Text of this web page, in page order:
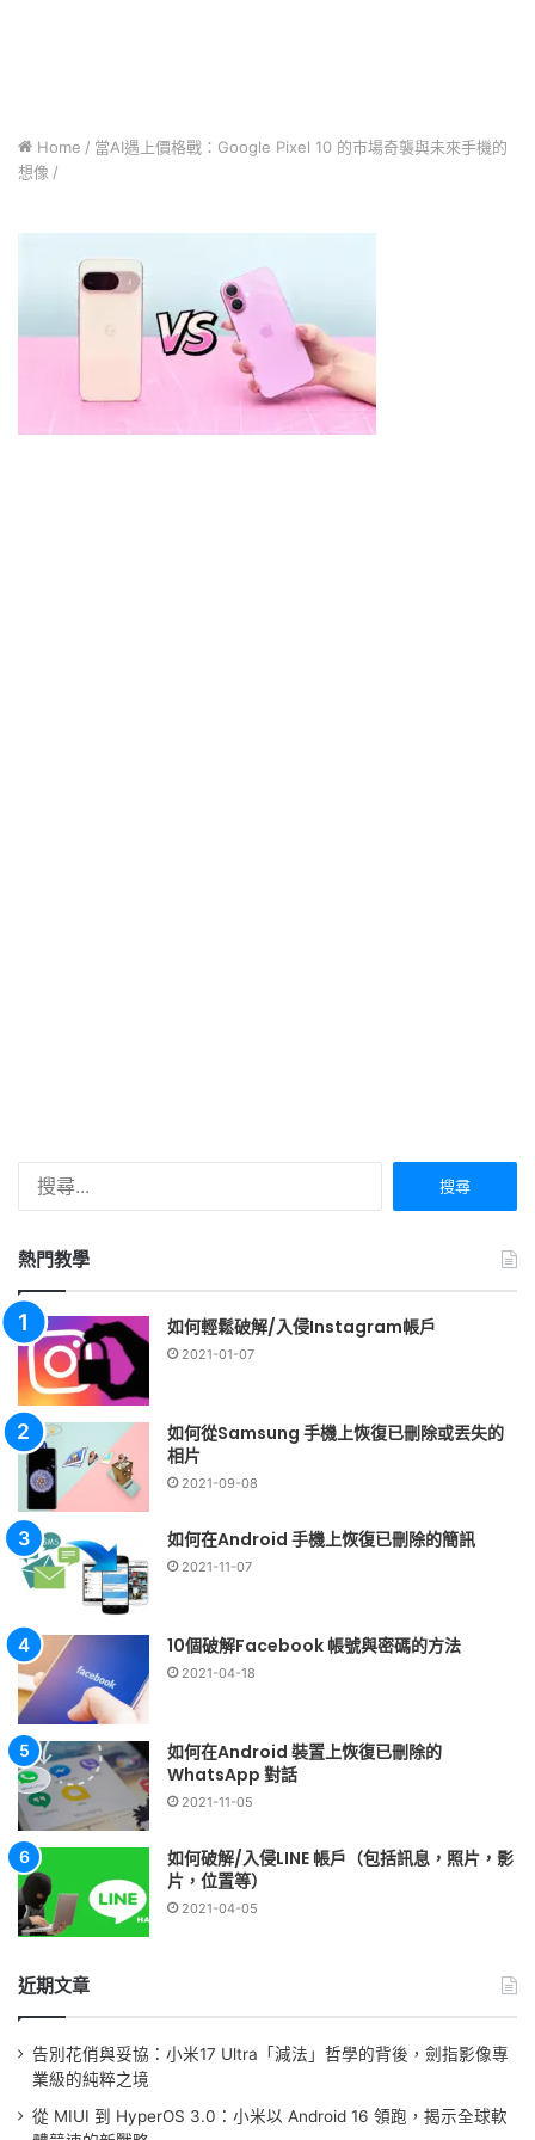
Home / 當AI遇上價格戰：Google Pixel 10 的市場奇襲與未來手機的
想像 /
熱門教學
如何輕鬆破解/入侵Instagram帳戶
2021-01-07
如何從Samsung 手機上恢復已刪除或丟失的
相片
2021-09-08
如何在Android 手機上恢復已刪除的簡訊
2021-11-07
10個破解Facebook 帳號與密碼的方法
2021-04-18
如何在Android 裝置上恢復已刪除的
WhatsApp 對話
2021-11-05
如何破解/入侵LINE 帳戶（包括訊息，照片，影
片，位置等）
2021-04-05
近期文章
告別花俏與妥協：小米17 Ultra「減法」哲學的背後，劍指影像專
業級的純粹之境
從 MIUI 到 HyperOS 3.0：小米以 Android 16 領跑，揭示全球軟